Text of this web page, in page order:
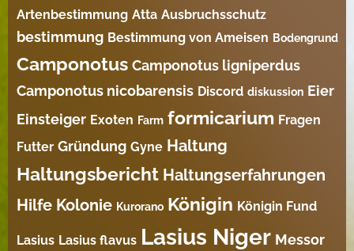
Artenbestimmung Atta Ausbruchsschutz
bestimmung Bestimmung von Ameisen Bodengrund
Camponotus Camponotus ligniperdus
Camponotus nicobarensis Discord diskussion Eier
Einsteiger Exoten Farm formicarium Fragen
Futter Gründung Gyne Haltung
Haltungsbericht Haltungserfahrungen
Hilfe Kolonie Kurorano Königin Königin Fund
Lasius Lasius flavus Lasius Niger Messor